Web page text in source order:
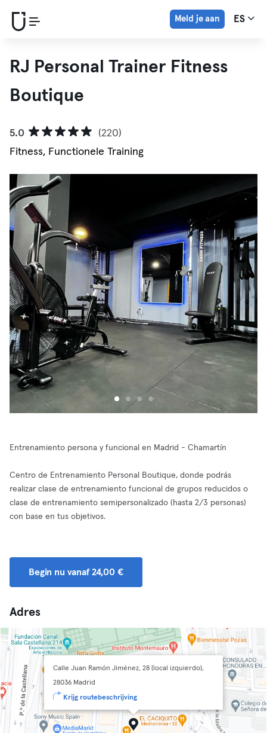
Meld je aan ES
RJ Personal Trainer Fitness
Boutique
5.0
(220)
Fitness, Functionele Training
Entrenamiento persona y funcional en Madrid - Chamartín
Centro de Entrenamiento Personal Boutique, donde podrás
realizar clase de entrenamiento funcional de grupos reducidos o
clase de entrenamiento semipersonalizado (hasta 2/3 personas)
con base en tus objetivos.
Begin nu vanaf 24,00 €
Adres
Calle Juan Ramón Jiménez, 28 (local izquierdo),
28036 Madrid
Krijg routebeschrijving